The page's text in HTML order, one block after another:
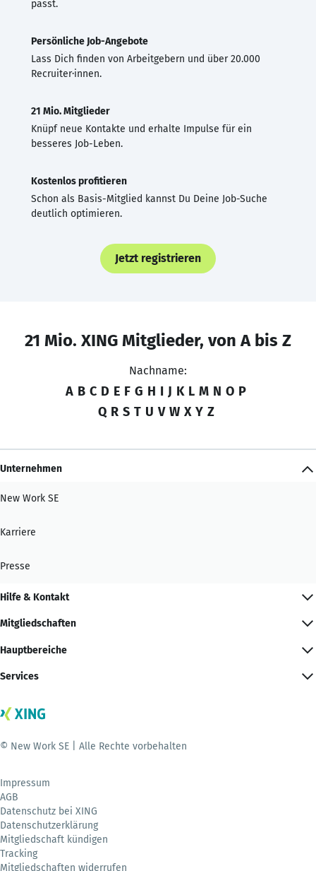
passt.
Persönliche Job-Angebote
Lass Dich finden von Arbeitgebern und über 20.000
Recruiter·innen.
21 Mio. Mitglieder
Knüpf neue Kontakte und erhalte Impulse für ein
besseres Job-Leben.
Kostenlos profitieren
Schon als Basis-Mitglied kannst Du Deine Job-Suche
deutlich optimieren.
Jetzt registrieren
21 Mio. XING Mitglieder, von A bis Z
Nachname:
A B C D E F G H I J K L M N O P
Q R S T U V W X Y Z
Unternehmen
New Work SE
Karriere
Presse
Hilfe & Kontakt
Mitgliedschaften
Hauptbereiche
Services
© New Work SE | Alle Rechte vorbehalten
Impressum
AGB
Datenschutz bei XING
Datenschutzerklärung
Mitgliedschaft kündigen
Tracking
Mitgliedschaften widerrufen